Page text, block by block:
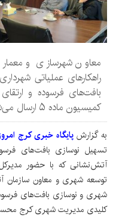
معاون شهرسازی و
راهکارهای عملیاتی
بافت‌های فرسوده و
کمیسیون ماده ۵ ارسال می‌شود.
به گزارش پایگاه خبری کرج
تسهیل نوسازی بافت‌های
آتش‌نشانی که با حضور
توسعه شهری و معاون سازمان
شهری و نوسازی بافت‌های
کلیدی مدیریت شهری کرج